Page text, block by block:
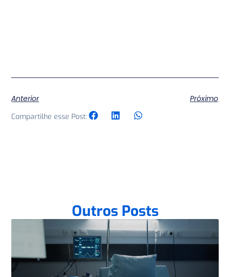
Anterior Próximo
Compartilhe esse Post:
Outros Posts